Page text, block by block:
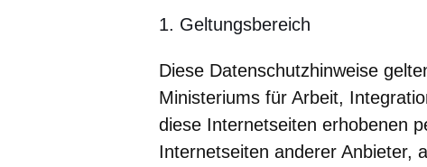
1. Geltungsbereich
Diese Datenschutzhinweise
Ministeriums für Arbeit,
diese Internetseiten erhobenen
Internetseiten anderer Anbieter,